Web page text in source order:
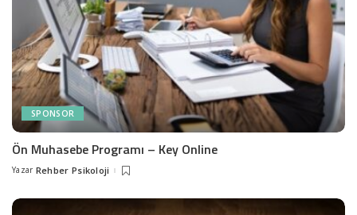
SPONSOR
Ön Muhasebe Programı – Key Online
Posted
Yazar Rehber Psikoloji